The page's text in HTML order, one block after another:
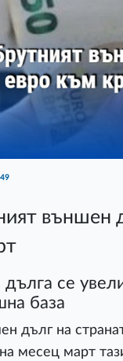
външен
дълга се
база
дълг на
месец март